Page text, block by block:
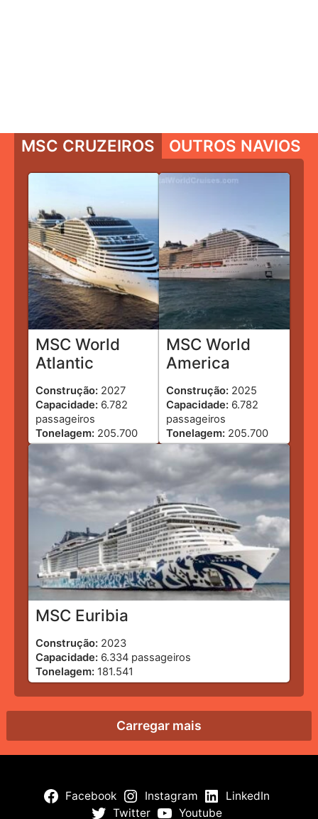
MSC CRUZEIROS OUTROS NAVIOS
MSC World
Atlantic
Construção: 2027
Capacidade: 6.782
passageiros
Tonelagem: 205.700
MSC World
America
Construção: 2025
Capacidade: 6.782
passageiros
Tonelagem: 205.700
MSC Euribia
Construção: 2023
Capacidade: 6.334 passageiros
Tonelagem: 181.541
Carregar mais
Facebook Instagram
LinkedIn
Twitter
Youtube